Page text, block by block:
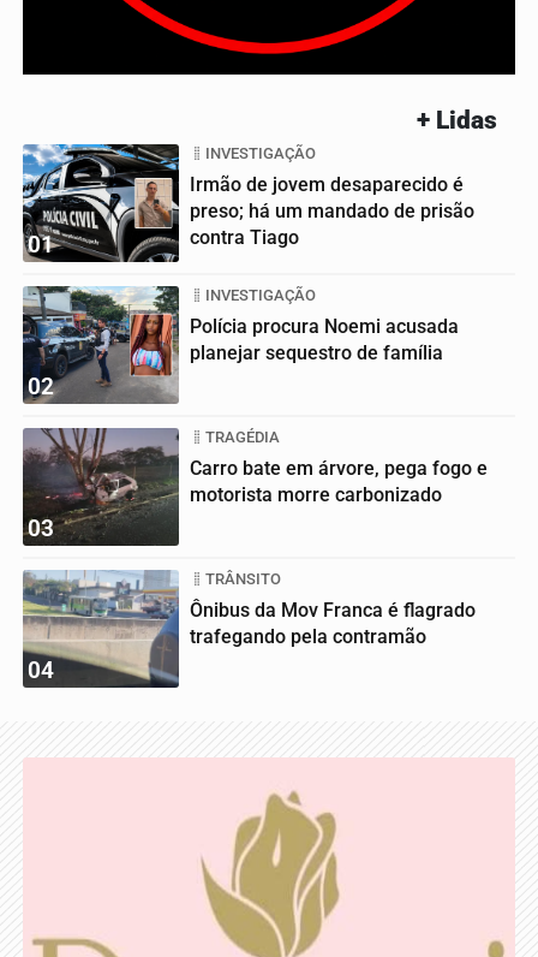
+ Lidas
01
INVESTIGAÇÃO
Irmão de jovem desaparecido é
preso; há um mandado de prisão
contra Tiago
02
INVESTIGAÇÃO
Polícia procura Noemi acusada
planejar sequestro de família
03
TRAGÉDIA
Carro bate em árvore, pega fogo e
motorista morre carbonizado
04
TRÂNSITO
Ônibus da Mov Franca é flagrado
trafegando pela contramão